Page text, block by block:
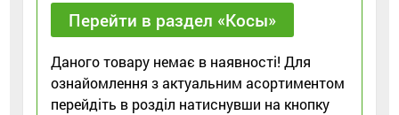
Перейти в раздел «Косы»
Даного товару немає в наявності! Для
ознайомлення з актуальним асортиментом
перейдіть в розділ натиснувши на кнопку